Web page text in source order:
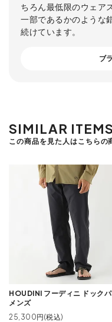
ちろん最低限のウェア
一部であるかのような
続けています。
ブ
SIMILAR ITEMS
この商品を見た人はこちらの
HOUDINI フーディニ ドック
メンズ
25,300円(税込)